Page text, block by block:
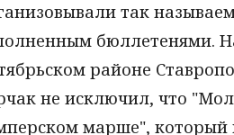
так
бюллетенями.
районе
не исключил, что
марше", который